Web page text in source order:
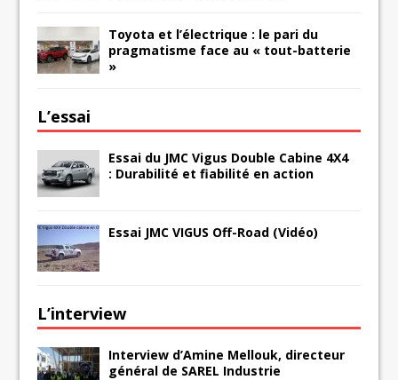
Toyota et l’électrique : le pari du
pragmatisme face au « tout-batterie
»
L’essai
Essai du JMC Vigus Double Cabine 4X4
: Durabilité et fiabilité en action
Essai JMC VIGUS Off-Road (Vidéo)
L’interview
Interview d’Amine Mellouk, directeur
général de SAREL Industrie